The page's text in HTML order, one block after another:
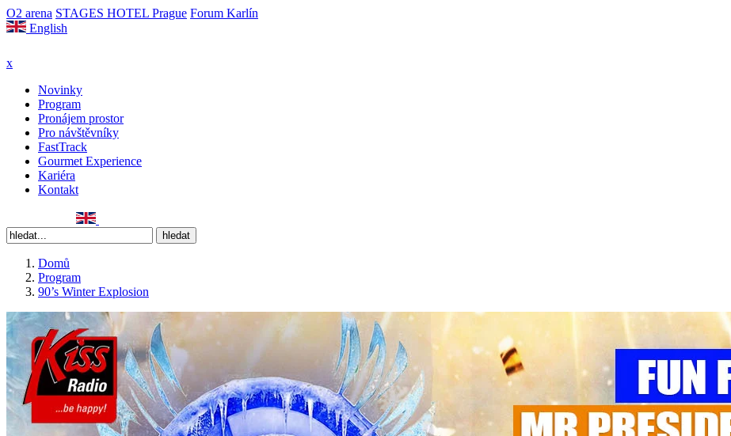
O2 arena STAGES HOTEL Prague Forum Karlín
English
x
Novinky
Program
Pronájem prostor
Pro návštěvníky
FastTrack
Gourmet Experience
Kariéra
Kontakt
Domů
Program
90’s Winter Explosion